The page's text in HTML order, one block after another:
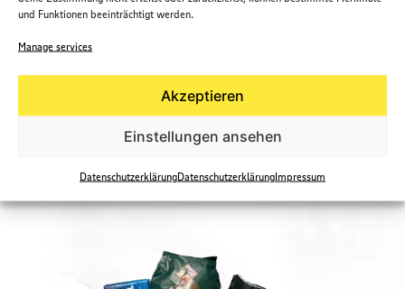
und Funktionen beeinträchtigt werden.
Manage services
Akzeptieren
Einstellungen ansehen
DatenschutzerklärungDatenschutzerklärungImpressum
Zur Entspannung
20,00€–200,00€